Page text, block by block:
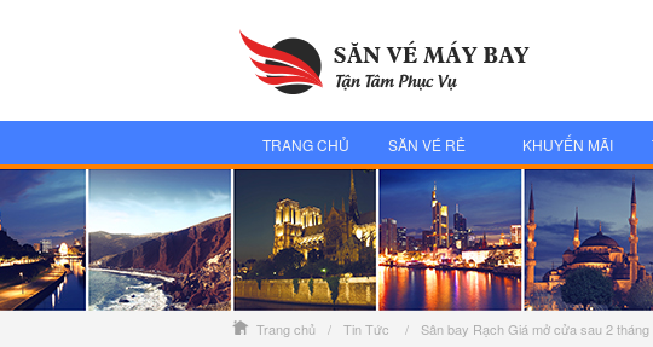
TRANG CHỦ SĂN VÉ RẺ KHUYẾN MÃI
Trang chủ / Tin Tức / Sân bay Rạch Giá mở cửa sau 2